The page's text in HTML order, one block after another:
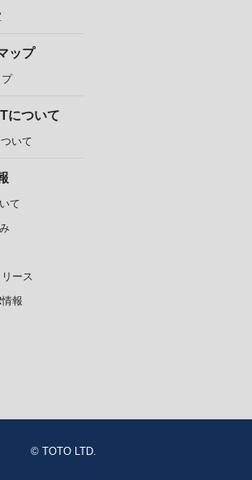
ップ
について
いて
て
ース
報
© TOTO LTD.